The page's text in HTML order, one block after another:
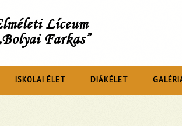
Líceum
Farkas”
ISKOLAI ÉLET DIÁKÉLET